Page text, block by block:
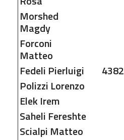
Morshed
Magdy
Forconi
Matteo
Fedeli Pierluigi 4382
Polizzi Lorenzo
ElekIrem
Saheli Fereshte
Scialpi Matteo